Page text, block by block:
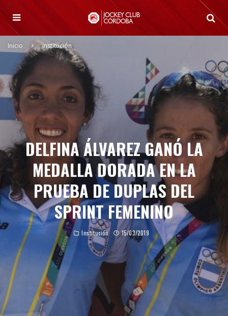
Inicio Institución
DELFINA ÁLVAREZ GANÓ LA
MEDALLA DORADA EN LA
PRUEBA DE DUPLAS DEL
SPRINT FEMENINO
Institución 15/03/2019